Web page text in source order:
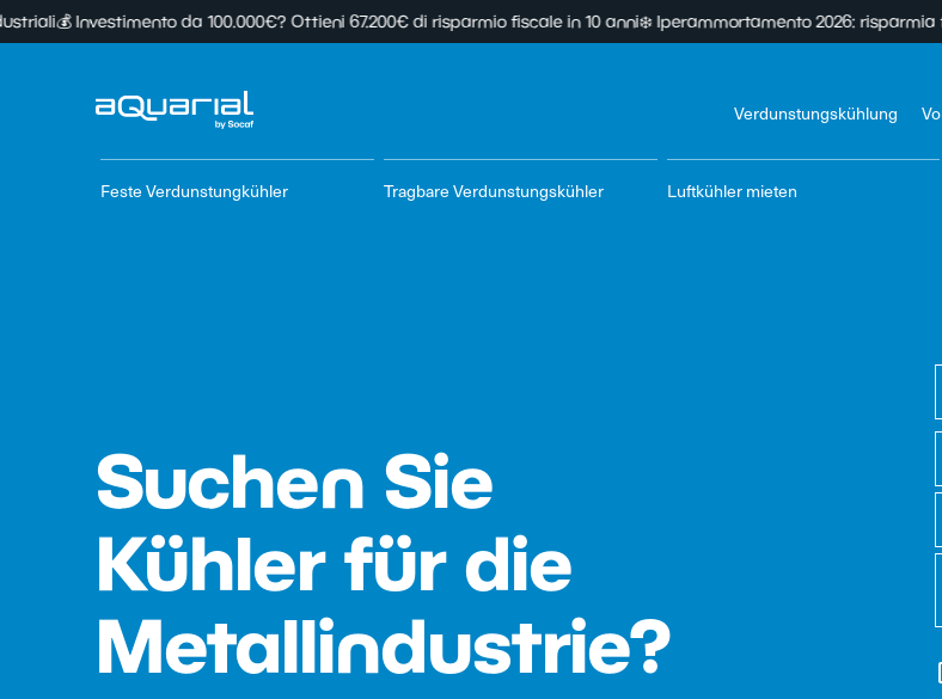
Investimento da 100.000€? Ottieni 67.200€ di risparmio fiscale in 10 anni❄️ Iperammortamento 2026: risparmia fino al
Verdunstungskühlung
Feste Verdunstungkühler Tragbare Verdunstungskühler Luftkühler mieten
Suchen Sie
Kühler für die
Metallindustrie?